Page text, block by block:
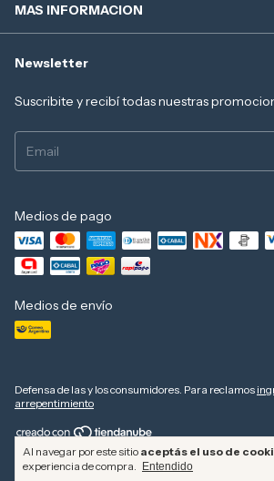
Al navegar por este sitio aceptás el uso de
experiencia de compra.
Entendido
MAS INFORMACION
Newsletter
Suscribite y recibí todas nuestras
Medios de pago
Medios de envío
Defensa de las y los consumidores. Para reclamos
arrepentimiento
Copyright Camping Shop - 2026. Todos los derechos